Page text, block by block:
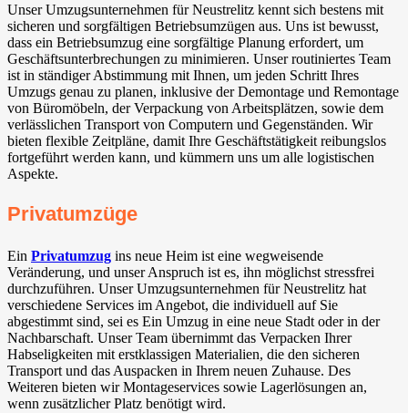
Unser Umzugsunternehmen für Neustrelitz kennt sich bestens mit
sicheren und sorgfältigen Betriebsumzügen aus. Uns ist bewusst,
dass ein Betriebsumzug eine sorgfältige Planung erfordert, um
Geschäftsunterbrechungen zu minimieren. Unser routiniertes Team
ist in ständiger Abstimmung mit Ihnen, um jeden Schritt Ihres
Umzugs genau zu planen, inklusive der Demontage und Remontage
von Büromöbeln, der Verpackung von Arbeitsplätzen, sowie dem
verlässlichen Transport von Computern und Gegenständen. Wir
bieten flexible Zeitpläne, damit Ihre Geschäftstätigkeit reibungslos
fortgeführt werden kann, und kümmern uns um alle logistischen
Aspekte.
Privatumzüge
Ein Privatumzug ins neue Heim ist eine wegweisende
Veränderung, und unser Anspruch ist es, ihn möglichst stressfrei
durchzuführen. Unser Umzugsunternehmen für Neustrelitz hat
verschiedene Services im Angebot, die individuell auf Sie
abgestimmt sind, sei es Ein Umzug in eine neue Stadt oder in der
Nachbarschaft. Unser Team übernimmt das Verpacken Ihrer
Habseligkeiten mit erstklassigen Materialien, die den sicheren
Transport und das Auspacken in Ihrem neuen Zuhause. Des
Weiteren bieten wir Montageservices sowie Lagerlösungen an,
wenn zusätzlicher Platz benötigt wird.